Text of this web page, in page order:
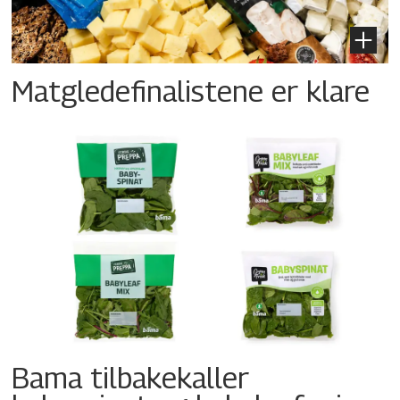
Matgledefinalistene er klare
Bama tilbakekaller